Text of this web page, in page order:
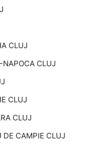
CLUJ
CLUJ
CLUJ
CLUJ
DE CAMPIE CLUJ